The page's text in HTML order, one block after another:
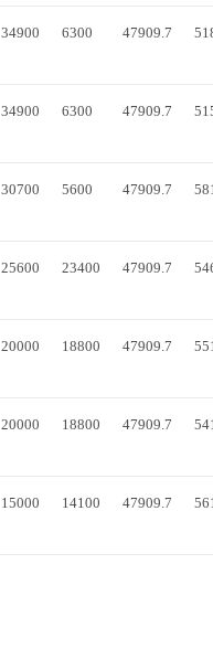
34900 6300 47909.7
34900 6300 47909.7
30700 5600 47909.7
25600 23400 47909.7
20000 18800 47909.7
20000 18800 47909.7
15000 14100 47909.7